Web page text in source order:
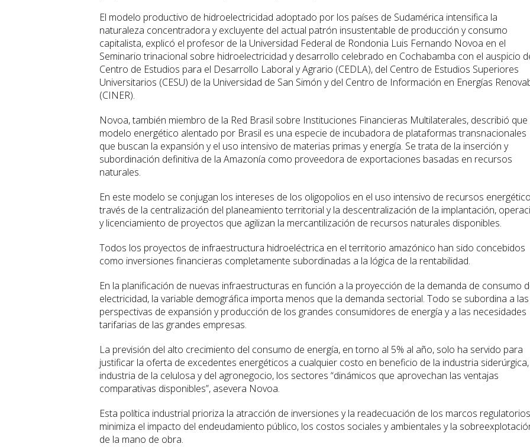
El modelo productivo de hidroelectricidad adoptado por los países de Sudamérica intensifica la
naturaleza concentradora y excluyente del actual patrón insustentable de producción y consumo
capitalista, explicó el profesor de la Universidad Federal de Rondonia Luis Fernando Novoa en el
Seminario trinacional sobre hidroelectricidad y desarrollo celebrado en Cochabamba con el auspicio
Centro de Estudios para el Desarrollo Laboral y Agrario (CEDLA), del Centro de Estudios Superiores
Universitarios (CESU) de la Universidad de San Simón y del Centro de Información en Energías
(CINER).
Novoa, también miembro de la Red Brasil sobre Instituciones Financieras Multilaterales, describió que
modelo energético alentado por Brasil es una especie de incubadora de plataformas transnacionales
que buscan la expansión y el uso intensivo de materias primas y energía. Se trata de la inserción y
subordinación definitiva de la Amazonía como proveedora de exportaciones basadas en recursos
naturales.
En este modelo se conjugan los intereses de los oligopolios en el uso intensivo de recursos
través de la centralización del planeamiento territorial y la descentralización de la implantación,
y licenciamiento de proyectos que agilizan la mercantilización de recursos naturales disponibles.
Todos los proyectos de infraestructura hidroeléctrica en el territorio amazónico han sido concebidos
como inversiones financieras completamente subordinadas a la lógica de la rentabilidad.
En la planificación de nuevas infraestructuras en función a la proyección de la demanda de consumo
electricidad, la variable demográfica importa menos que la demanda sectorial. Todo se subordina a las
perspectivas de expansión y producción de los grandes consumidores de energía y a las necesidades
tarifarias de las grandes empresas.
La previsión del alto crecimiento del consumo de energía, en torno al 5% al año, solo ha servido para
justificar la oferta de excedentes energéticos a cualquier costo en beneficio de la industria siderúrgica,
industria de la celulosa y del agronegocio, los sectores “dinámicos que aprovechan las ventajas
comparativas disponibles”, asevera Novoa.
Esta política industrial prioriza la atracción de inversiones y la readecuación de los marcos
minimiza el impacto del endeudamiento público, los costos sociales y ambientales y la
de la mano de obra.